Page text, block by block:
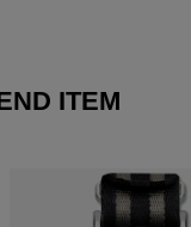
ITEM